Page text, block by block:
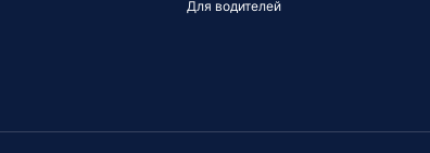
Для водителей